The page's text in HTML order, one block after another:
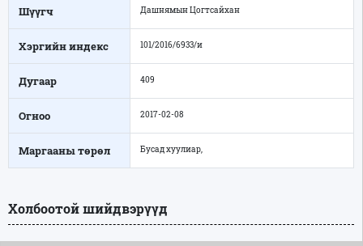
Шүүгч Дашнямын Цогтсайхан
Хэргийн индекс 101/2016/6933/и
Дугаар 409
Огноо 2017-02-08
Маргааны төрөл Бусад хуулиар,
Холбоотой шийдвэрүүд